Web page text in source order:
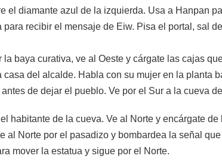
el diamante azul de la izquierda. Usa a Hanpan
para recibir el mensaje de Eiw. Pisa el portal, sal
la baya curativa, ve al Oeste y cárgate las cajas
casa del alcalde. Habla con su mujer en la planta
de dejar el pueblo. Ve por el Sur a la cueva
habitante de la cueva. Ve al Norte y encárgate
al Norte por el pasadizo y bombardea la señal
mover la estatua y sigue por el Norte.